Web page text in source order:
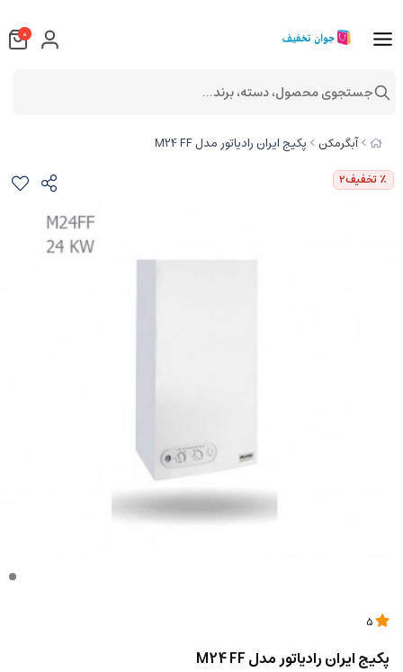
آبگرمکن پکیج ایران رادیاتور مدل M24 FF
٪ تخفیف2
پکیج ایران رادیاتور مدل M24 FF
0
جستجوی محصول، دسته، برند...